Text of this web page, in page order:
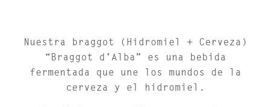
Nuestra braggot (Hidromiel + Cerveza)
“Braggot d’Alba” es una bebida
fermentada que une los mundos de la
cerveza y el hidromiel.